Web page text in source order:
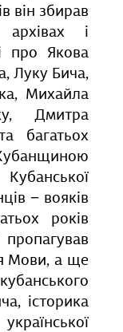
він збирав
і
про Якова
Луку Бича,
Михайла
Дмитра
багатьох
− вояків
років
Мови, а ще
історика